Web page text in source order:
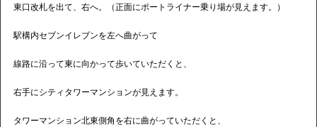
東口改札を出て、右へ。（正面にポートライナー乗り場が見えます。）
駅構内セブンイレブンを左へ曲がって
線路に沿って東に向かって歩いていただくと、
右手にシティタワーマンションが見えます。
タワーマンション北東側角を右に曲がっていただくと、